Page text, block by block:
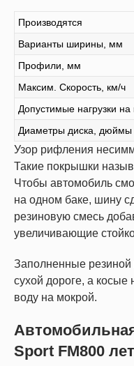
Производятся
Варианты ширины, мм
Профили, мм
Максим. Скорость, км/ч
Допустимые нагрузки на
Диаметры диска, дюймы
Узор рифления
Такие покрышки
Чтобы автомобиль
на одном баке, шину
резиновую смесь
увеличивающие
Заполненные резиной
сухой дороге, а
воду на мокрой.
Sport FM800